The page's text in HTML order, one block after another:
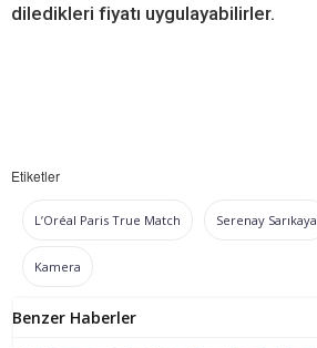
diledikleri fiyatı uygulayabilirler.
Etiketler
L’Oréal Paris True Match Serenay Sarıkaya
Kamera
Benzer Haberler